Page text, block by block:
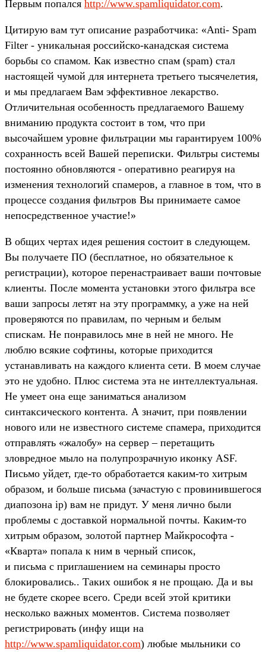
Первым попался http://www.spamliquidator.com.
Цитирую вам тут описание разработчика: «Anti- Spam
Filter - уникальная российско-канадская система
борьбы со спамом. Как известно спам (spam) стал
настоящей чумой для интернета третьего тысячелетия,
и мы предлагаем Вам эффективное лекарство.
Отличительная особенность предлагаемого Вашему
вниманию продукта состоит в том, что при
высочайшем уровне фильтрации мы гарантируем 100%
сохранность всей Вашей переписки. Фильтры системы
постоянно обновляются - оперативно реагируя на
изменения технологий спамеров, а главное в том, что в
процессе создания фильтров Вы принимаете самое
непосредственное участие!»
В общих чертах идея решения состоит в следующем.
Вы получаете ПО (бесплатное, но обязательное к
регистрации), которое перенастраивает ваши почтовые
клиенты. После момента установки этого фильтра все
ваши запросы летят на эту программку, а уже на ней
проверяются по правилам, по черным и белым
спискам. Не понравилось мне в ней не много. Не
люблю всякие софтины, которые приходится
устанавливать на каждого клиента сети. В моем случае
это не удобно. Плюс система эта не интеллектуальная.
Не умеет она еще заниматься анализом
синтаксического контента. А значит, при появлении
нового или не известного системе спамера, приходится
отправлять «жалобу» на сервер – перетащить
зловредное мыло на полупрозрачную иконку ASF.
Письмо уйдет, где-то обработается каким-то хитрым
образом, и больше письма (зачастую с провинившегося
диапозона ip) вам не придут. У меня лично были
проблемы с доставкой нормальной почты. Каким-то
хитрым образом, золотой партнер Майкрософта -
«Кварта» попала к ним в черный список,
и письма с приглашением на семинары просто
блокировались.. Таких ошибок я не прощаю. Да и вы
не будете скорее всего. Среди всей этой критики
несколько важных моментов. Система позволяет
регистрировать (инфу ищи на
http://www.spamliquidator.com) любые мыльники со